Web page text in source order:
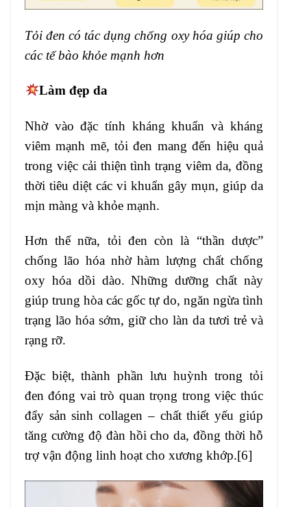
Tỏi đen có tác dụng chống oxy hóa giúp cho
các tế bào khỏe mạnh hơn
Làm đẹp da
Nhờ vào đặc tính kháng khuẩn và kháng
viêm mạnh mẽ, tỏi đen mang đến hiệu quả
trong việc cải thiện tình trạng viêm da, đồng
thời tiêu diệt các vi khuẩn gây mụn, giúp da
mịn màng và khỏe mạnh.
Hơn thế nữa, tỏi đen còn là “thần dược”
chống lão hóa nhờ hàm lượng chất chống
oxy hóa dồi dào. Những dưỡng chất này
giúp trung hòa các gốc tự do, ngăn ngừa tình
trạng lão hóa sớm, giữ cho làn da tươi trẻ và
rạng rỡ.
Đặc biệt, thành phần lưu huỳnh trong tỏi
đen đóng vai trò quan trọng trong việc thúc
đẩy sản sinh collagen – chất thiết yếu giúp
tăng cường độ đàn hồi cho da, đồng thời hỗ
trợ vận động linh hoạt cho xương khớp.[6]